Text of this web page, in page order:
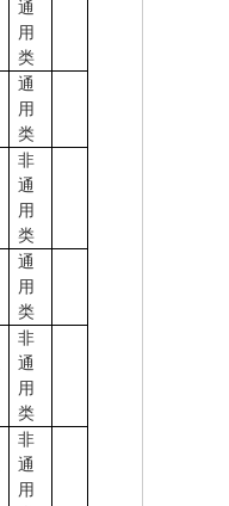
通
用
类
通
用
类
非
通
用
类
通
用
类
非
通
用
类
非
通
用